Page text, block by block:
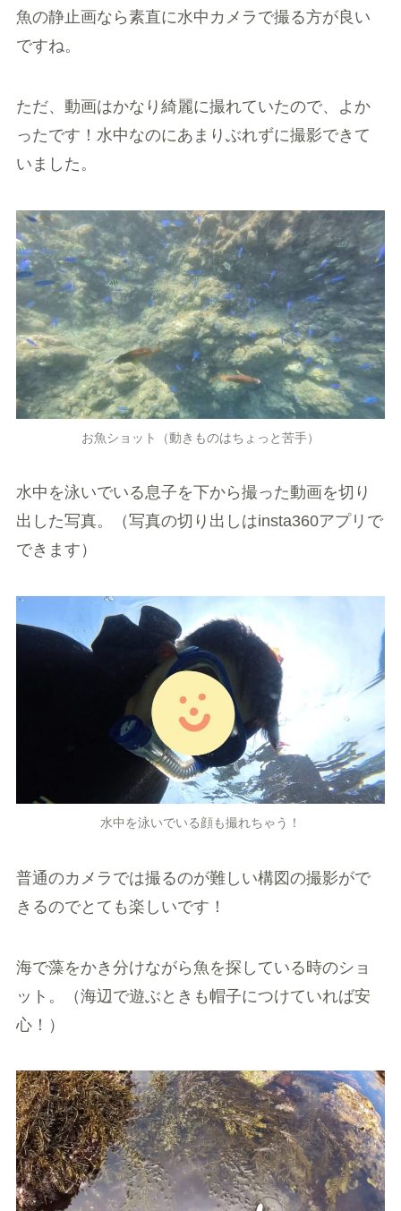
魚の静止画なら素直に水中カメラで撮る方が良い
ですね。
ただ、動画はかなり綺麗に撮れていたので、よか
ったです！水中なのにあまりぶれずに撮影できて
いました。
お魚ショット（動きものはちょっと苦手）
水中を泳いでいる息子を下から撮った動画を切り
出した写真。（写真の切り出しはinsta360アプリで
できます）
水中を泳いでいる顔も撮れちゃう！
普通のカメラでは撮るのが難しい構図の撮影がで
きるのでとても楽しいです！
海で藻をかき分けながら魚を探している時のショ
ット。（海辺で遊ぶときも帽子につけていれば安
心！）